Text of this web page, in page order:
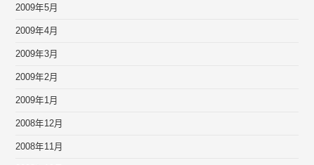
2009年5月
2009年4月
2009年3月
2009年2月
2009年1月
2008年12月
2008年11月